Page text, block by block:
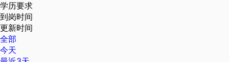
学历要求
到岗时间
更新时间
全部
今天